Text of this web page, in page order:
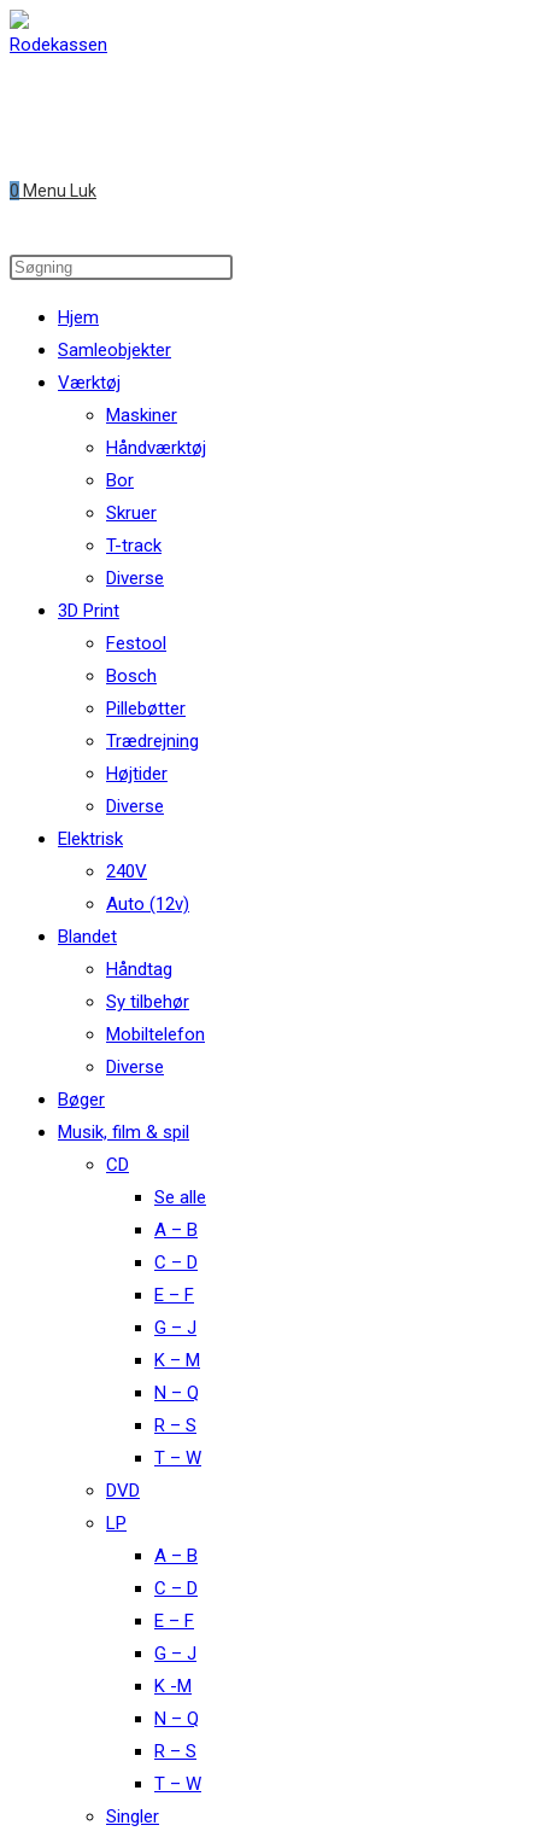
Skip
to
0 Menu Luk
Search
website
Hjem
Samleobjekter
Værktøj
Maskiner
Håndværktøj
Bor
Skruer
T-track
Diverse
3D Print
Festool
Bosch
Pillebøtter
Trædrejning
Højtider
Diverse
Elektrisk
240V
Auto (12v)
Blandet
Håndtag
Sy tilbehør
Mobiltelefon
Diverse
Bøger
Musik, film & spil
CD
Se alle
A – B
C – D
E – F
G – J
K – M
N – Q
R – S
T – W
DVD
LP
A – B
C – D
E – F
G – J
K -M
N – Q
R – S
T – W
Singler